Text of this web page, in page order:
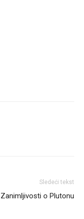
Sledeći tekst
Zanimljivosti o Plutonu